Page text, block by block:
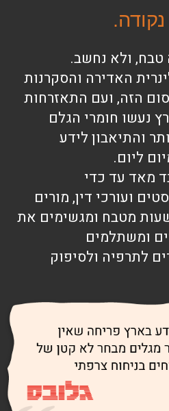
ולא נחשב.
האדירה והסקרנות
הזה, ועם התאזרחות
נעשו חומרי הגלם
והתיאבון לידע
ליום.
מאד עד כדי
ועורכי דין, מורים
מטבח ומגשימים את
ומשתלמים
לתרפיה ולסיפוק